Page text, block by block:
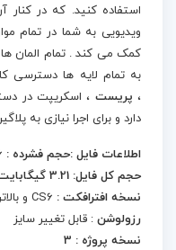
ویدیویی به شما در تمام
کمک می کند . تمام المان ها
به تمام لایه ها دسترسی
، پریست ، اسکریپت در
دارد و برای اجرا نیازی به
اطلاعات فایل :حجم فشرده :
حجم کل فایل: 3.21 گیگابایت
نسخه افترافکت :
رزولوشن : قابل تغییر سایز
نسخه پروژه : 3